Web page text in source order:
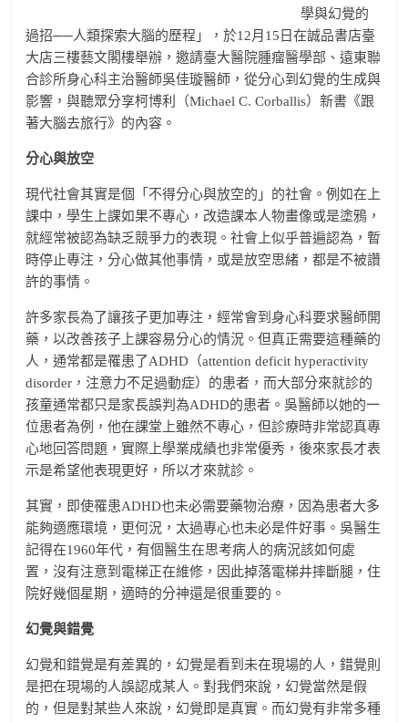
學與幻覺的
過招──人類探索大腦的歷程」，於12月15日在誠品書店臺
大店三樓藝文閣樓舉辦，邀請臺大醫院腫瘤醫學部、遠東聯
合診所身心科主治醫師吳佳璇醫師，從分心到幻覺的生成與
影響，與聽眾分享柯博利（Michael C. Corballis）新書《跟
著大腦去旅行》的內容。
分心與放空
現代社會其實是個「不得分心與放空的」的社會。例如在上
課中，學生上課如果不專心，改造課本人物畫像或是塗鴉，
就經常被認為缺乏競爭力的表現。社會上似乎普遍認為，暫
時停止專注，分心做其他事情，或是放空思緒，都是不被讚
許的事情。
許多家長為了讓孩子更加專注，經常會到身心科要求醫師開
藥，以改善孩子上課容易分心的情況。但真正需要這種藥的
人，通常都是罹患了ADHD（attention deficit hyperactivity
disorder，注意力不足過動症）的患者，而大部分來就診的
孩童通常都只是家長誤判為ADHD的患者。吳醫師以她的一
位患者為例，他在課堂上雖然不專心，但診療時非常認真專
心地回答問題，實際上學業成績也非常優秀，後來家長才表
示是希望他表現更好，所以才來就診。
其實，即使罹患ADHD也未必需要藥物治療，因為患者大多
能夠適應環境，更何況，太過專心也未必是件好事。吳醫生
記得在1960年代，有個醫生在思考病人的病況該如何處
置，沒有注意到電梯正在維修，因此掉落電梯井摔斷腿，住
院好幾個星期，適時的分神還是很重要的。
幻覺與錯覺
幻覺和錯覺是有差異的，幻覺是看到未在現場的人，錯覺則
是把在現場的人誤認成某人。對我們來說，幻覺當然是假
的，但是對某些人來說，幻覺即是真實。而幻覺有非常多種